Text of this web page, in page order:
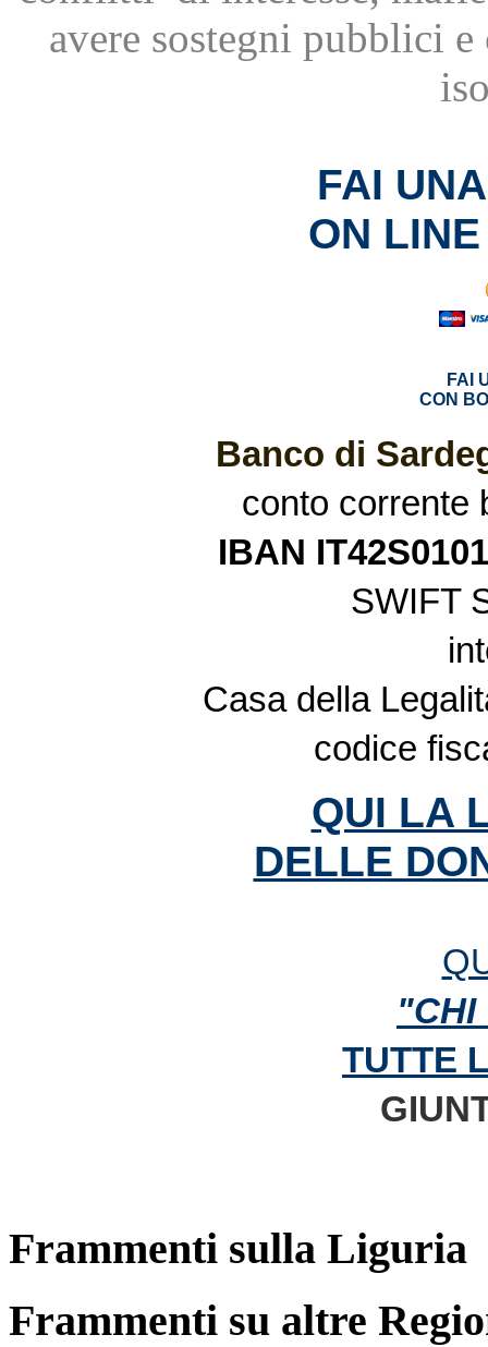
avere sostegni pubblici
FAI
ON
FAI
CON
Banco di
conto corrente
IBAN
SWIFT
Casa della
codice
QUI LA
DELLE
"CHI
TUTTE
Frammenti sulla Liguria
Frammenti su altre